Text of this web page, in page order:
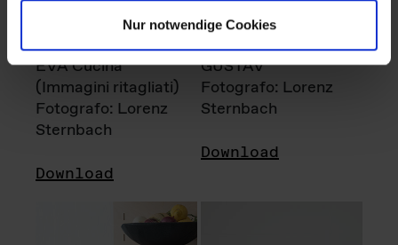
Nur notwendige Cookies
EVA Cucina
(Immagini ritagliati)
Fotografo: Lorenz
Sternbach
Download
GUSTAV
Fotografo: Lorenz
Sternbach
Download